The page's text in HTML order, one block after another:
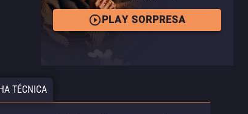
PLAY SORPRESA
TÉCNICA